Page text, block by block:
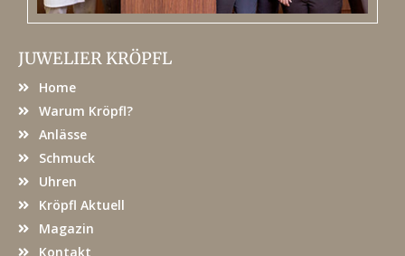
JUWELIER KRÖPFL
Home
Warum Kröpfl?
Anlässe
Schmuck
Uhren
Kröpfl Aktuell
Magazin
Kontakt